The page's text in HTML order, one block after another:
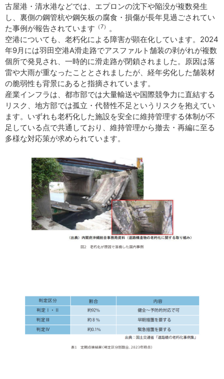
古屋港・清水港などでは、エプロンの沈下や陥没が複数発生
し、裏側の鋼管杭や鋼矢板の腐食・損傷が長年見過ごされてい
た事例が報告されています （7） 。
空港についても、老朽化による障害が顕在化しています。2024
年9月には羽田空港A滑走路でアスファルト舗装の剥がれが複数
個所で発見され、一時的に滑走路が閉鎖されました。原因は落
雷や大雨が重なったこととされましたが、経年劣化した舗装材
の脆弱性も背景にあると指摘されています。
産業インフラは、都市部では大量輸送や国際競争力に直結する
リスク、地方部では孤立・代替性不足というリスクを抱えてい
ます。いずれも老朽化した施設を安全に維持管理する体制が不
足している点で共通しており、維持管理から撤去・再編に至る
多様な対応策が求められています。